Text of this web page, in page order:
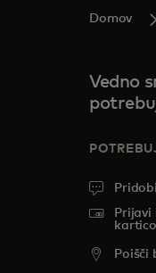
Domov
Vedno
Prijavi
kartico
Poišči